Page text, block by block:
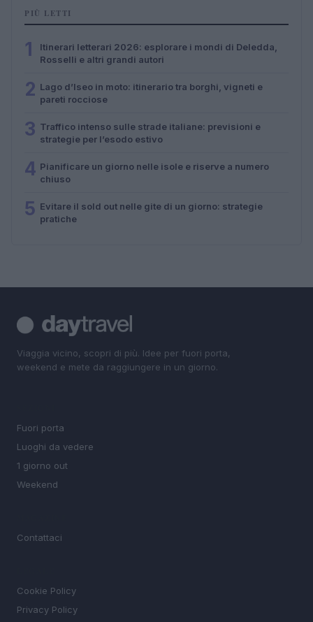
PIÙ LETTI
1
Itinerari letterari 2026: esplorare i mondi di Deledda,
Rosselli e altri grandi autori
2 Lago d’Iseo in moto: itinerario tra borghi, vigneti e
pareti rocciose
3 Traffico intenso sulle strade italiane: previsioni e
strategie per l’esodo estivo
4 Pianificare un giorno nelle isole e riserve a numero
chiuso
5 Evitare il sold out nelle gite di un giorno: strategie
pratiche
Viaggia vicino, scopri di più. Idee per fuori porta,
weekend e mete da raggiungere in un giorno.
Fuori porta
Luoghi da vedere
1 giorno out
Weekend
Contattaci
Cookie Policy
Privacy Policy